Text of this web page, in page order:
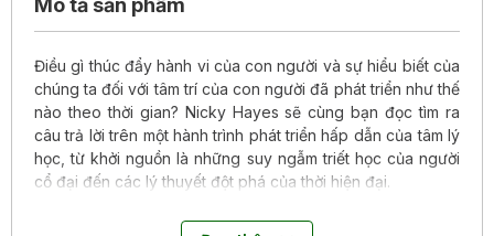
Mô tả sản phẩm
Điều gì thúc đẩy hành vi của con người và sự hiểu biết của
chúng ta đối với tâm trí của con người đã phát triển như thế
nào theo thời gian? Nicky Hayes sẽ cùng bạn đọc tìm ra
câu trả lời trên một hành trình phát triển hấp dẫn của tâm lý
học, từ khởi nguồn là những suy ngẫm triết học của người
cổ đại đến các lý thuyết đột phá của thời hiện đại.
Hãy khám phá những nhân vật và trường phái tư tưởng